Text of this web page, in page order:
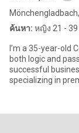
ค้นหา: หญิง 21 - 39
I’m a 35-year-old
both logic and
successful
specializing in